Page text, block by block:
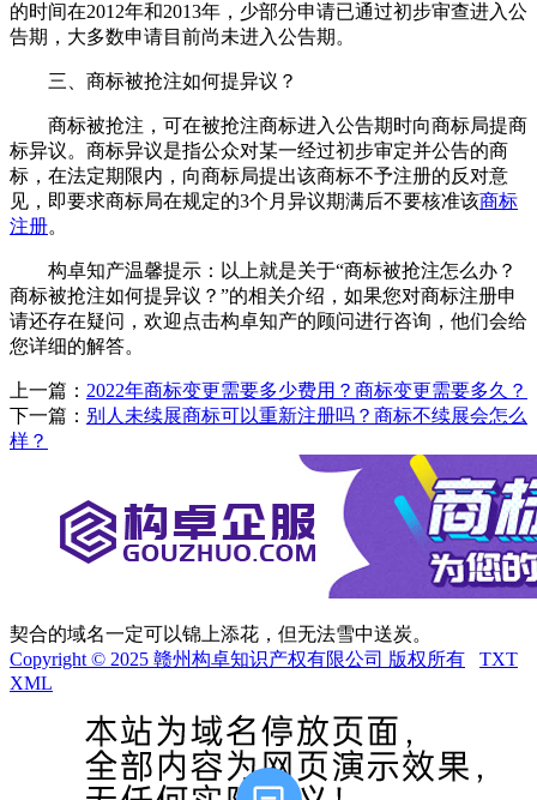
的时间在2012年和2013年，少部分申请已通过初步审查进入公
告期，大多数申请目前尚未进入公告期。
三、商标被抢注如何提异议？
商标被抢注，可在被抢注商标进入公告期时向商标局提商
标异议。商标异议是指公众对某一经过初步审定并公告的商
标，在法定期限内，向商标局提出该商标不予注册的反对意
见，即要求商标局在规定的3个月异议期满后不要核准该商标
注册。
构卓知产温馨提示：以上就是关于“商标被抢注怎么办？
商标被抢注如何提异议？”的相关介绍，如果您对商标注册申
请还存在疑问，欢迎点击构卓知产的顾问进行咨询，他们会给
您详细的解答。
上一篇： 2022年商标变更需要多少费用？商标变更需要多久？
下一篇： 别人未续展商标可以重新注册吗？商标不续展会怎么
样？
契合的域名一定可以锦上添花，但无法雪中送炭。
Copyright © 2025 赣州构卓知识产权有限公司 版权所有
TXT
XML